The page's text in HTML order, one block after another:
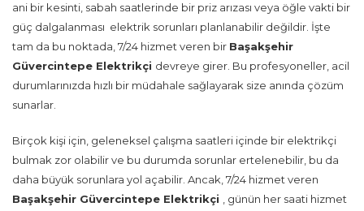
ani bir kesinti, sabah saatlerinde bir priz arızası veya öğle vakti bir
güç dalgalanması elektrik sorunları planlanabilir değildir. İşte
tam da bu noktada, 7/24 hizmet veren bir Başakşehir
Güvercintepe Elektrikçi devreye girer. Bu profesyoneller, acil
durumlarınızda hızlı bir müdahale sağlayarak size anında çözüm
sunarlar.
Birçok kişi için, geleneksel çalışma saatleri içinde bir elektrikçi
bulmak zor olabilir ve bu durumda sorunlar ertelenebilir, bu da
daha büyük sorunlara yol açabilir. Ancak, 7/24 hizmet veren
Başakşehir Güvercintepe Elektrikçi
, günün her saati hizmet